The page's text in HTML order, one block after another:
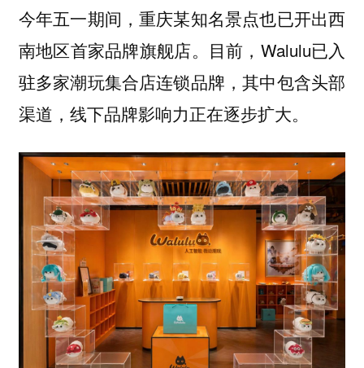
今年五一期间，重庆某知名景点也已开出西
南地区首家品牌旗舰店。目前，Walulu已入
驻多家潮玩集合店连锁品牌，其中包含头部
渠道，线下品牌影响力正在逐步扩大。